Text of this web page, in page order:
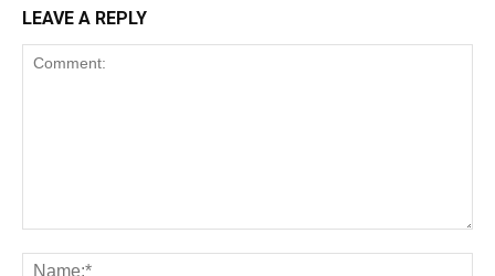
LEAVE A REPLY